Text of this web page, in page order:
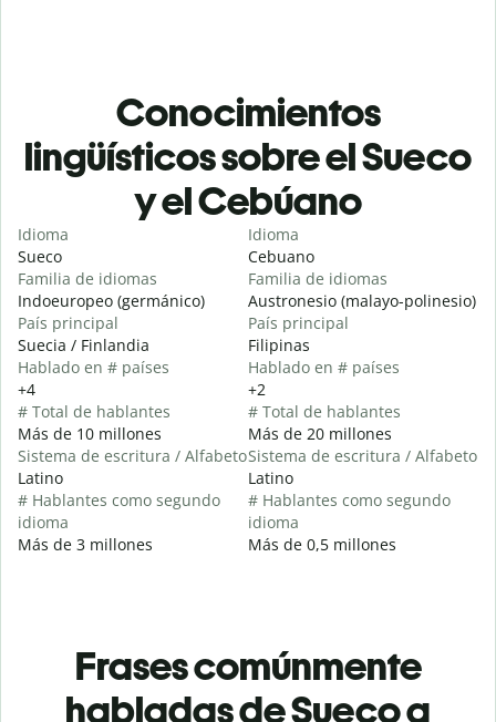
Conocimientos
lingüísticos sobre el Sueco
y el Cebúano
Idioma
Sueco
Familia de idiomas
Indoeuropeo (germánico)
País principal
Suecia / Finlandia
Hablado en # países
+4
# Total de hablantes
Más de 10 millones
Sistema de escritura / Alfabeto
Latino
# Hablantes como segundo
idioma
Más de 3 millones
Idioma
Cebuano
Familia de idiomas
Austronesio (malayo-polinesio)
País principal
Filipinas
Hablado en # países
+2
# Total de hablantes
Más de 20 millones
Sistema de escritura / Alfabeto
Latino
# Hablantes como segundo
idioma
Más de 0,5 millones
Frases comúnmente
habladas de Sueco a